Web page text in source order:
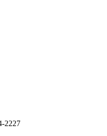
2227